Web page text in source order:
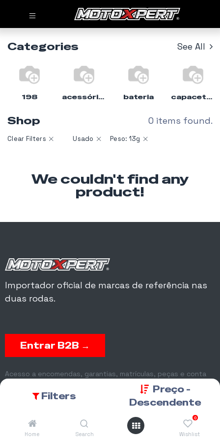
Filters
Preço -
Descendente
Home Search
0
Wishlist
Categories See All
198 acessórios bateria capacete%moto
Shop 0 items found.
Clear Filters Usado Peso: 13g
We couldn't find any
product!
Importador oficial de marcas de referência nas
duas rodas.
Entrar B2B →
Acesso a encomendas, garantias, matrículas, peças e conta